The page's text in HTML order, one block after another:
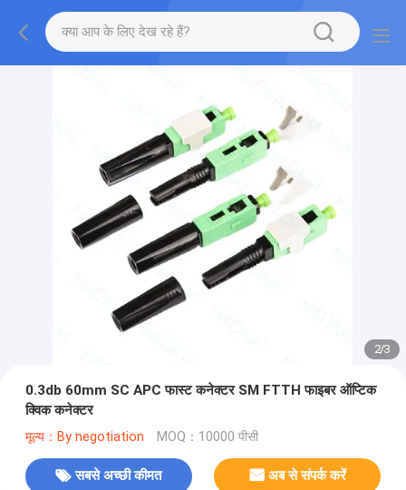
2/3
0.3db 60mm SC APC फास्ट कनेक्टर SM FTTH फाइबर ऑप्टिक
क्विक कनेक्टर
मूल्य：By negotiation MOQ：10000 पीसी
सबसे अच्छी कीमत अब से संपर्क करें